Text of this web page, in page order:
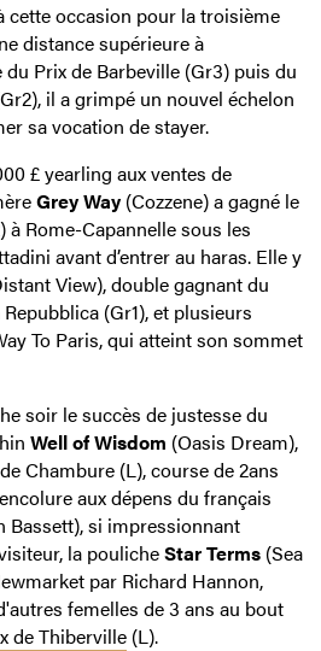
cette occasion pour la troisième
distance supérieure à
Prix de Barbeville (Gr3) puis du
il a grimpé un nouvel échelon
sa vocation de stayer.
£ yearling aux ventes de
Grey Way (Cozzene) a gagné le
à Rome-Capannelle sous les
avant d’entrer au haras. Elle y
View), double gagnant du
(Gr1), et plusieurs
To Paris, qui atteint son sommet
soir le succès de justesse du
Well of Wisdom (Oasis Dream),
Chambure (L), course de 2ans
aux dépens du français
Bassett), si impressionnant
la poulicheStar Terms (Sea
par Richard Hannon,
femelles de 3 ans au bout
de Thiberville (L).